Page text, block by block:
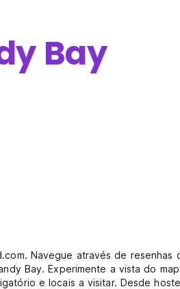
Bay
Navegue através de
Bay. Experimente a vista do
e locais a visitar. Desde